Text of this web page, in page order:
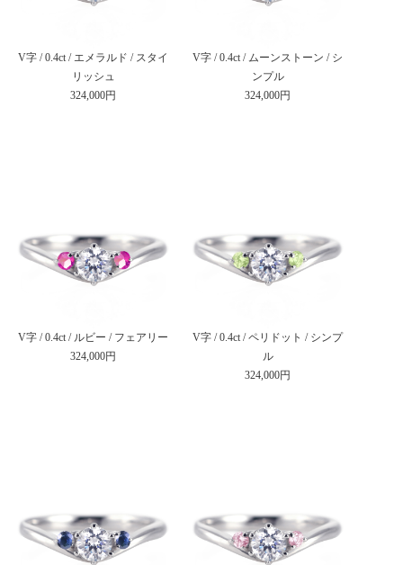
V字 / 0.4ct / エメラルド / スタイ
リッシュ
324,000円
V字 / 0.4ct / ムーンストーン / シ
ンプル
324,000円
V字 / 0.4ct / ルビー / フェアリー
324,000円
V字 / 0.4ct / ペリドット / シンプ
ル
324,000円